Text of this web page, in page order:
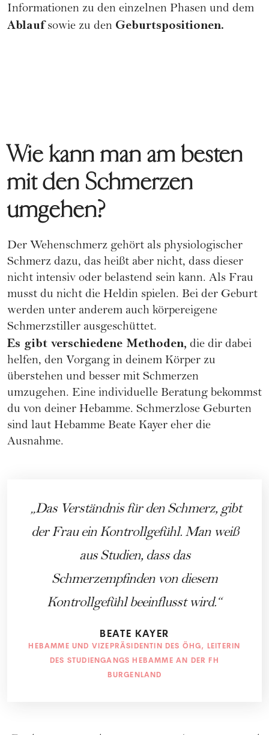
Informationen zu den einzelnen Phasen und dem
Ablauf sowie zu den Geburtspositionen.
Wie kann man am besten
mit den Schmerzen
umgehen?
Der Wehenschmerz gehört als physiologischer
Schmerz dazu, das heißt aber nicht, dass dieser
nicht intensiv oder belastend sein kann. Als Frau
musst du nicht die Heldin spielen. Bei der Geburt
werden unter anderem auch körpereigene
Schmerzstiller ausgeschüttet.
Es gibt verschiedene Methoden, die dir dabei
helfen, den Vorgang in deinem Körper zu
überstehen und besser mit Schmerzen
umzugehen. Eine individuelle Beratung bekommst
du von deiner Hebamme. Schmerzlose Geburten
sind laut Hebamme Beate Kayer eher die
Ausnahme.
Das Verständnis für den Schmerz, gibt
der Frau ein Kontrollgefühl. Man weiß
aus Studien, dass das
Schmerzempfinden von diesem
Kontrollgefühl beeinflusst wird.
BEATE KAYER
HEBAMME UND VIZEPRÄSIDENTIN DES ÖHG, LEITERIN
DES STUDIENGANGS HEBAMME AN DER FH
BURGENLAND